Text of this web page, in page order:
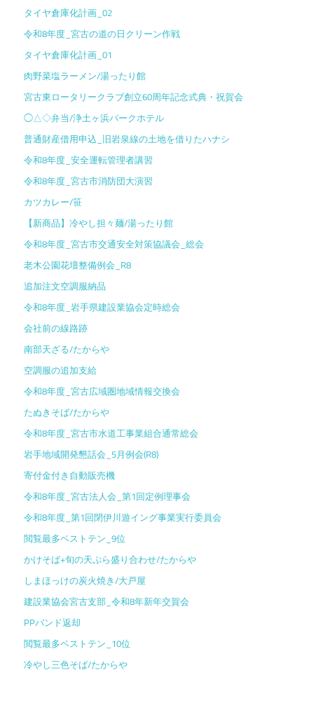
タイヤ倉庫化計画_02
令和8年度_宮古の道の日クリーン作戦
タイヤ倉庫化計画_01
肉野菜塩ラーメン/湯ったり館
宮古東ロータリークラブ創立60周年記念式典・祝賀会
◯△◇弁当/浄土ヶ浜パークホテル
普通財産借用申込_旧岩泉線の土地を借りたハナシ
令和8年度_安全運転管理者講習
令和8年度_宮古市消防団大演習
カツカレー/笹
【新商品】冷やし担々麺/湯ったり館
令和8年度_宮古市交通安全対策協議会_総会
老木公園花壇整備例会_R8
追加注文空調服納品
令和8年度_岩手県建設業協会定時総会
会社前の線路跡
南部天ざる/たからや
空調服の追加支給
令和8年度_宮古広域圏地域情報交換会
たぬきそば/たからや
令和8年度_宮古市水道工事業組合通常総会
岩手地域開発懇話会_5月例会(R8)
寄付金付き自動販売機
令和8年度_宮古法人会_第1回定例理事会
令和8年度_第1回閉伊川遊イング事業実行委員会
閲覧最多ベストテン_9位
かけそば+旬の天ぷら盛り合わせ/たからや
しまほっけの炭火焼き/大戸屋
建設業協会宮古支部_令和8年新年交賀会
PPバンド返却
閲覧最多ベストテン_10位
冷やし三色そば/たからや